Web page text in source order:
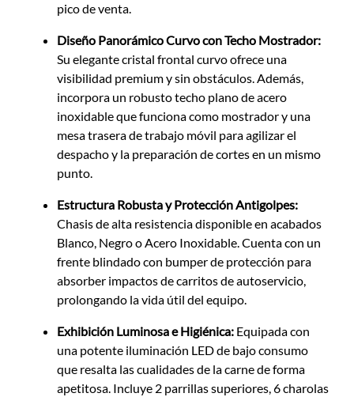
pico de venta.
Diseño Panorámico Curvo con Techo Mostrador:
Su elegante cristal frontal curvo ofrece una
visibilidad premium y sin obstáculos. Además,
incorpora un robusto techo plano de acero
inoxidable que funciona como mostrador y una
mesa trasera de trabajo móvil para agilizar el
despacho y la preparación de cortes en un mismo
punto.
Estructura Robusta y Protección Antigolpes:
Chasis de alta resistencia disponible en acabados
Blanco, Negro o Acero Inoxidable. Cuenta con un
frente blindado con bumper de protección para
absorber impactos de carritos de autoservicio,
prolongando la vida útil del equipo.
Exhibición Luminosa e Higiénica: Equipada con
una potente iluminación LED de bajo consumo
que resalta las cualidades de la carne de forma
apetitosa. Incluye 2 parrillas superiores, 6 charolas